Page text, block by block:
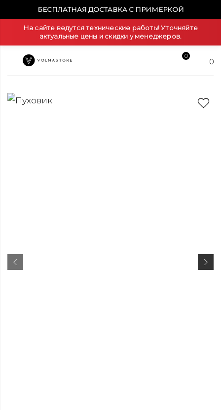
БЕСПЛАТНАЯ ДОСТАВКА С ПРИМЕРКОЙ
На сайте ведутся технические работы! Уточняйте
актуальные цены и скидки у менеджеров.
0
0